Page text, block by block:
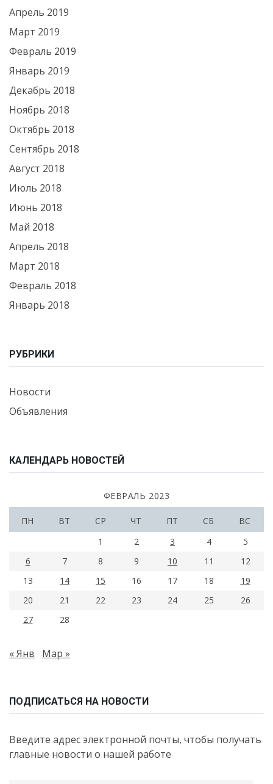
Апрель 2019
Март 2019
Февраль 2019
Январь 2019
Декабрь 2018
Ноябрь 2018
Октябрь 2018
Сентябрь 2018
Август 2018
Июль 2018
Июнь 2018
Май 2018
Апрель 2018
Март 2018
Февраль 2018
Январь 2018
РУБРИКИ
Новости
Объявления
КАЛЕНДАРЬ НОВОСТЕЙ
ФЕВРАЛЬ 2023
ПН ВТ СР ЧТ ПТ СБ
ВС
1
2 3 4
5
6
7 8 9 10 11
12
13
14 15 16 17 18
19
20
21 22 23 24 25
26
27
28
« Янв Мар »
ПОДПИСАТЬСЯ НА НОВОСТИ
Введите адрес электронной почты, чтобы получать
главные новости о нашей работе